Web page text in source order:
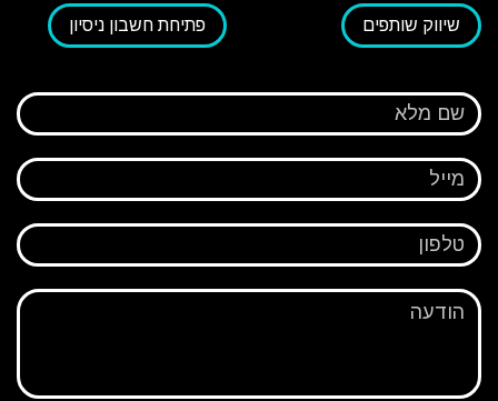
פתיחת חשבון ניסיון שיווק שותפים
שם מלא
מייל
טלפון
הודעה